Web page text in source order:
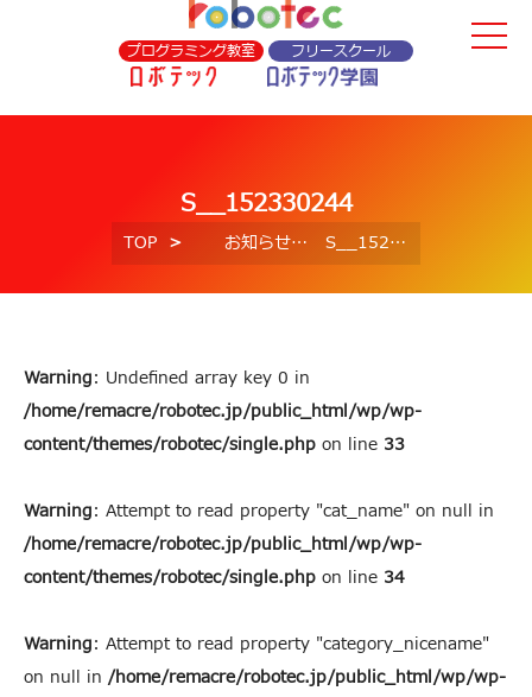
プログラミング教室 フリースクール
S__152330244
TOP お知らせ S__152330244
Warning: Undefined array key 0 in
/home/remacre/robotec.jp/public_html/wp/wp-
content/themes/robotec/single.php on line 33
Warning: Attempt to read property "cat_name" on null in
/home/remacre/robotec.jp/public_html/wp/wp-
content/themes/robotec/single.php on line 34
Warning: Attempt to read property "category_nicename"
on null in /home/remacre/robotec.jp/public_html/wp/wp-